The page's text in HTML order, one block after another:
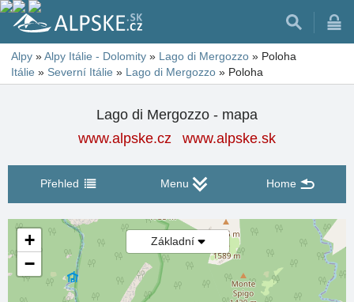
Alpy »Alpy Itálie - Dolomity » Lago di Mergozzo » Poloha
Itálie » Severní Itálie » Lago di Mergozzo » Poloha
Lago di Mergozzo - mapa
www.alpske.cz
www.alpske.sk
Přehled Menu Home
Základní
+
−